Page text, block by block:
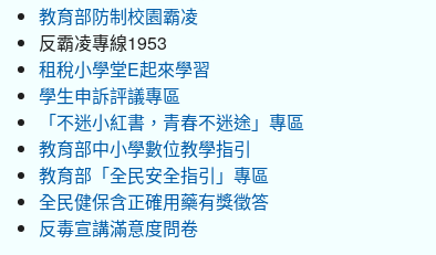
教育部防制校園霸凌
反霸凌專線1953
租稅小學堂E起來學習
學生申訴評議專區
「不迷小紅書，青春不迷途」專區
教育部中小學數位教學指引
教育部「全民安全指引」專區
全民健保含正確用藥有獎徵答
反毒宣講滿意度問卷